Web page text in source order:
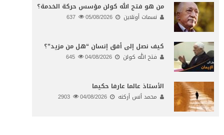
من هو فتح الله كولن مؤسس حركة الخدمة؟
نسمات أونلاين 05/08/2026
كيف نصل إلى أفق إنسان “هل من مزيد”؟
فتح الله كولن 04/08/2026
الأستاذ عالما عارفا حكيما
محمد أنس أركنه 04/08/2026